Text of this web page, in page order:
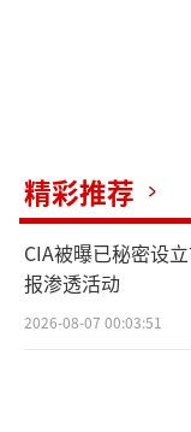
精彩推荐
CIA被曝已秘密设
报渗透活动
2026-08-07 00:03:51